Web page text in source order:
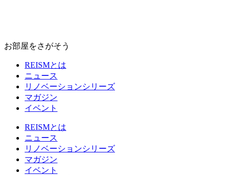
お部屋をさがそう
REISMとは
ニュース
リノベーションシリーズ
マガジン
イベント
REISMとは
ニュース
リノベーションシリーズ
マガジン
イベント